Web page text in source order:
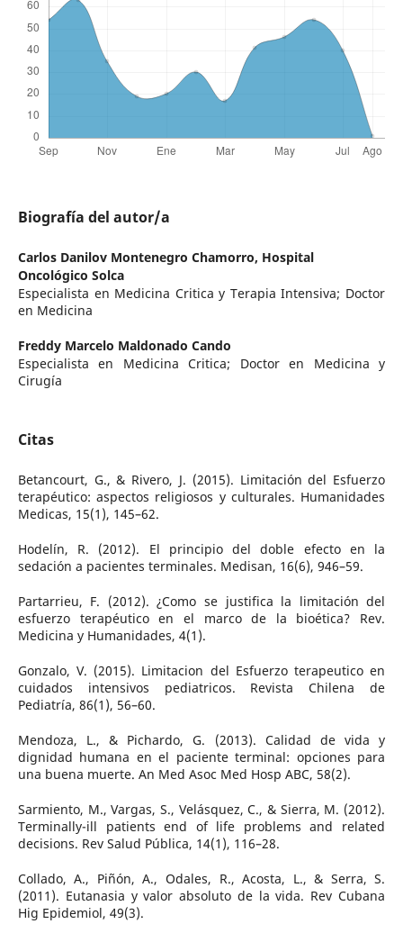
Biografía del autor/a
Carlos Danilov Montenegro Chamorro, Hospital
Oncológico Solca
Especialista en Medicina Critica y Terapia Intensiva; Doctor
en Medicina
Freddy Marcelo Maldonado Cando
Especialista en Medicina Critica; Doctor en Medicina y
Cirugía
Citas
Betancourt, G., & Rivero, J. (2015). Limitación del Esfuerzo
terapéutico: aspectos religiosos y culturales. Humanidades
Medicas, 15(1), 145–62.
Hodelín, R. (2012). El principio del doble efecto en la
sedación a pacientes terminales. Medisan, 16(6), 946–59.
Partarrieu, F. (2012). ¿Como se justifica la limitación del
esfuerzo terapéutico en el marco de la bioética? Rev.
Medicina y Humanidades, 4(1).
Gonzalo, V. (2015). Limitacion del Esfuerzo terapeutico en
cuidados intensivos pediatricos. Revista Chilena de
Pediatría, 86(1), 56–60.
Mendoza, L., & Pichardo, G. (2013). Calidad de vida y
dignidad humana en el paciente terminal: opciones para
una buena muerte. An Med Asoc Med Hosp ABC, 58(2).
Sarmiento, M., Vargas, S., Velásquez, C., & Sierra, M. (2012).
Terminally-ill patients end of life problems and related
decisions. Rev Salud Pública, 14(1), 116–28.
Collado, A., Piñón, A., Odales, R., Acosta, L., & Serra, S.
(2011). Eutanasia y valor absoluto de la vida. Rev Cubana
Hig Epidemiol, 49(3).